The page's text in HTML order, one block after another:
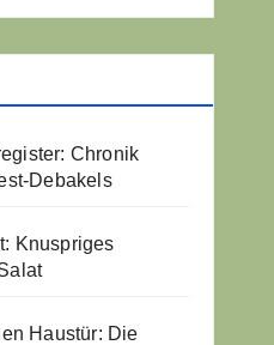
Chronik
Debakels
Knuspriges
Haustür: Die